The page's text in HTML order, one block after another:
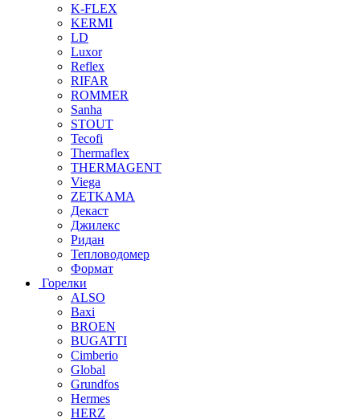
K-FLEX
KERMI
LD
Luxor
Reflex
RIFAR
ROMMER
Sanha
STOUT
Tecofi
Thermaflex
THERMAGENT
Viega
ZETKAMA
Декаст
Джилекс
Ридан
Тепловодомер
Формат
Горелки
ALSO
Baxi
BROEN
BUGATTI
Cimberio
Global
Grundfos
Hermes
HERZ